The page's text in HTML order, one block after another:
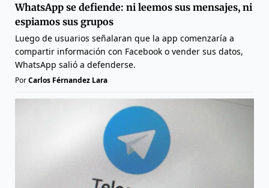
WhatsApp se defiende: ni leemos sus mensajes, ni
espiamos sus grupos
Luego de usuarios señalaran que la app comenzaría a
compartir información con Facebook o vender sus datos,
WhatsApp salió a defenderse.
PorCarlos Férnandez Lara